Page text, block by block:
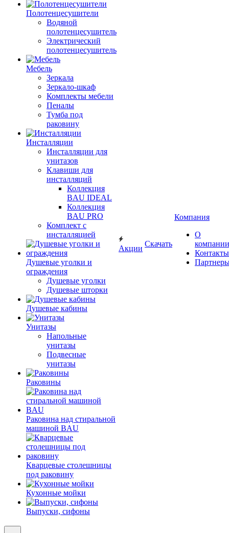
Полотенцесушители
Водяной
полотенцесушитель
Электрический
полотенцесушитель
Мебель
Зеркала
Зеркало-шкаф
Комплекты мебели
Пеналы
Тумба под
раковину
Инсталляции
Инсталляции для
унитазов
Клавиши для
инсталляций
Коллекция
BAU IDEAL
Коллекция
BAU PRO
Комплект с
инсталляцией
Душевые уголки и
ограждения
Душевые уголки
Душевые шторки
Душевые кабины
Унитазы
Напольные
унитазы
Подвесные
унитазы
Раковины
Раковина над стиральной
машиной BAU
Кварцевые столешницы
под раковину
Кухонные мойки
Выпуски, сифоны
Акции
Скачать
Компания
О
компании
Контакты